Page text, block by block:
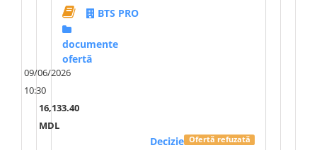
BTS PRO
documente
ofertă
09/06/2026
10:30
16,133.40
MDL
Ofertă refuzată
Decizie